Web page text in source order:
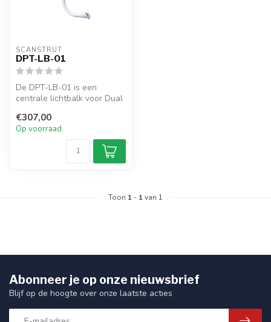
SCANSTRUT
DPT-LB-01
De DPT-LB-01 is een
centrale lichtbalk voor Dual
R, DPT...
€307,00
Op voorraad
Toon 1 - 1van 1
Abonneer je op onze nieuwsbrief
Blijf op de hoogte over onze laatste acties